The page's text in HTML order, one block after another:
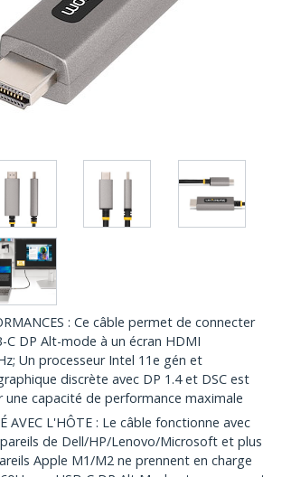
: Ce câble permet de connecter
C DP Alt-mode à un écran HDMI
Un processeur Intel 11e gén et
discrète avec DP 1.4 et DSC est
une capacité de performance maximale
AVEC L'HÔTE : Le câble fonctionne avec
de Dell/HP/Lenovo/Microsoft et plus
Apple M1/M2 ne prennent en charge